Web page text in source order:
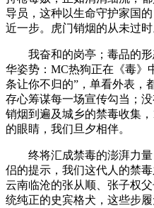
导员，这种以生命守护家国
近一步。虎门销烟的从未过时
我奋和的岗亭；毒品的形
华姿势：MC热狗正在《毒》
条让你不归的”，单看外表，
存心筹谋每一场宣传勾当；
销烟到遍及城乡的禁毒收集
的眼睛，我们旦夕相伴。
终将汇成禁毒的澎湃力量
侣的提示，我们这代人的禁
云南临沧的张从顺、张子权
统纯正的史宾格犬，这些步